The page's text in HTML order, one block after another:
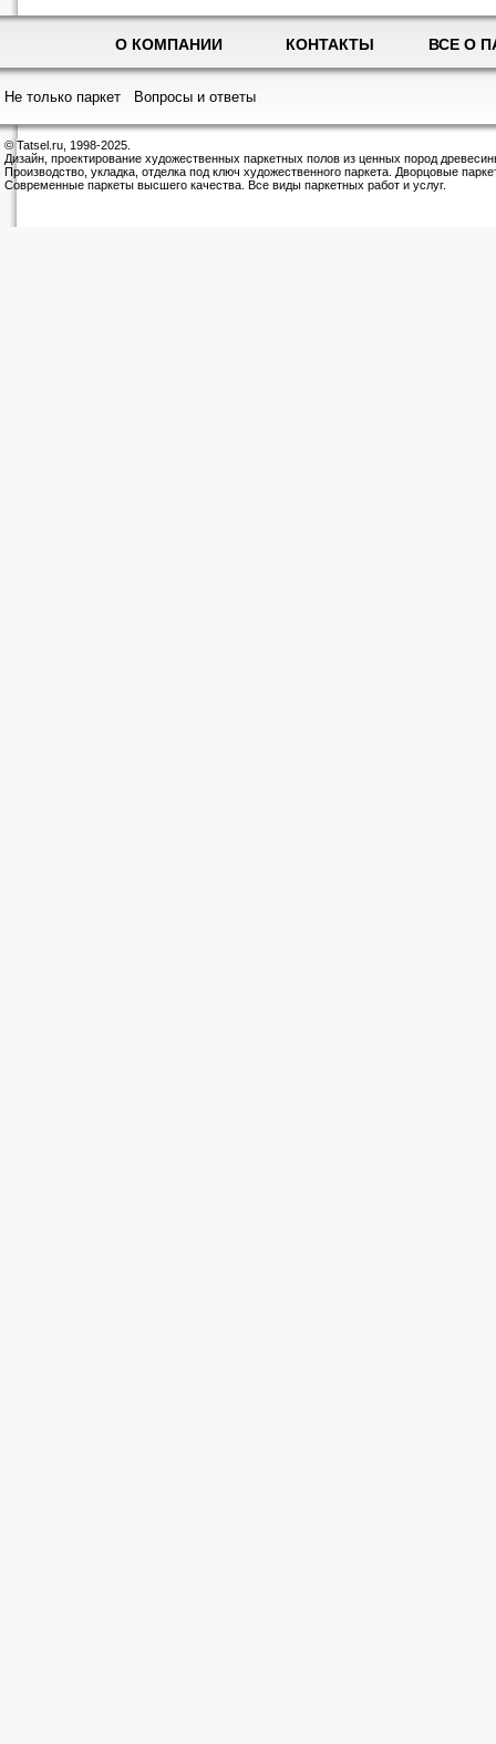
О КОМПАНИИ КОНТАКТЫ ВСЕ О
Не только паркет Вопросы и ответы
© Tatsel.ru, 1998-2025.
Дизайн, проектирование художественных паркетных полов из ценных пород
Производство, укладка, отделка под ключ художественного паркета. Дворцовые
Современные паркеты высшего качества. Все виды паркетных работ и услуг.